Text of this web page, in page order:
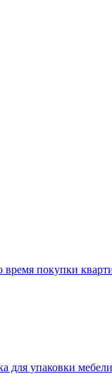
время покупки
для упаковки